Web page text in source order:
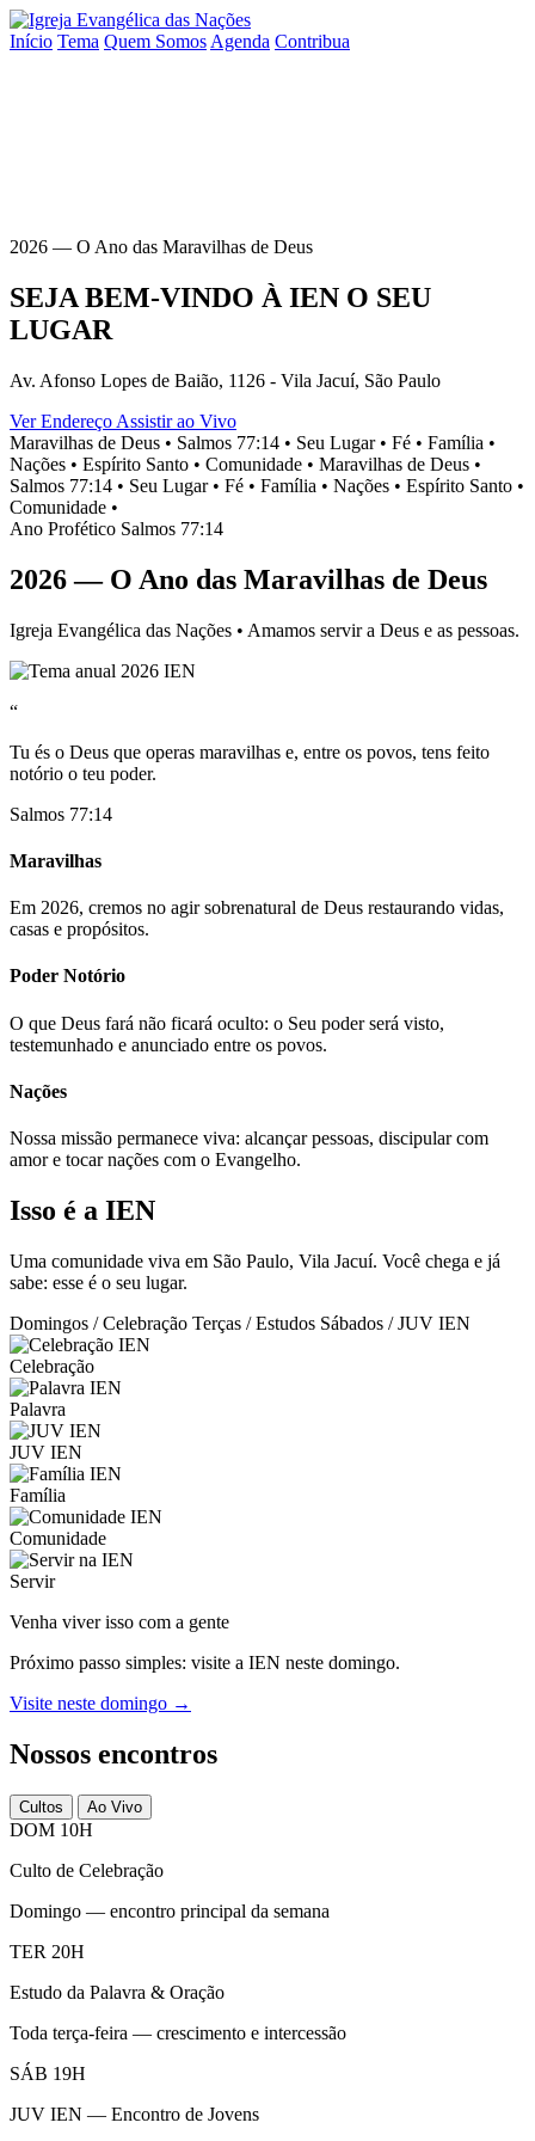
Início Tema Quem Somos Agenda Contribua
2026 — O Ano das Maravilhas de Deus
SEJA BEM-VINDO À IEN O SEU
LUGAR
Av. Afonso Lopes de Baião, 1126 - Vila Jacuí, São Paulo
Ver Endereço Assistir ao Vivo
Maravilhas de Deus • Salmos 77:14 • Seu Lugar • Fé • Família •
Nações • Espírito Santo • Comunidade • Maravilhas de Deus •
Salmos 77:14 • Seu Lugar • Fé • Família • Nações • Espírito Santo •
Comunidade •
Ano Profético Salmos 77:14
2026 — O Ano das Maravilhas de Deus
Igreja Evangélica das Nações • Amamos servir a Deus e as pessoas.
“
Tu és o Deus que operas maravilhas e, entre os povos, tens feito
notório o teu poder.
Salmos 77:14
Maravilhas
Em 2026, cremos no agir sobrenatural de Deus restaurando vidas,
casas e propósitos.
Poder Notório
O que Deus fará não ficará oculto: o Seu poder será visto,
testemunhado e anunciado entre os povos.
Nações
Nossa missão permanece viva: alcançar pessoas, discipular com
amor e tocar nações com o Evangelho.
Isso é a IEN
Uma comunidade viva em São Paulo, Vila Jacuí. Você chega e já
sabe: esse é o seu lugar.
Domingos / Celebração Terças / Estudos Sábados / JUV IEN
Celebração
Palavra
JUV IEN
Família
Comunidade
Servir
Venha viver isso com a gente
Próximo passo simples: visite a IEN neste domingo.
Visite neste domingo →
Nossos encontros
Cultos Ao Vivo
DOM 10H
Culto de Celebração
Domingo — encontro principal da semana
TER 20H
Estudo da Palavra & Oração
Toda terça-feira — crescimento e intercessão
SÁB 19H
JUV IEN — Encontro de Jovens